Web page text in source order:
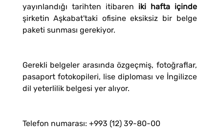
yayınlandığı tarihten itibaren iki hafta içinde
şirketin Aşkabat'taki ofisine eksiksiz bir belge
paketi sunması gerekiyor.
Gerekli belgeler arasında özgeçmiş, fotoğraflar,
pasaport fotokopileri, lise diploması ve İngilizce
dil yeterlilik belgesi yer alıyor.
Telefon numarası: +993 (12) 39-80-00